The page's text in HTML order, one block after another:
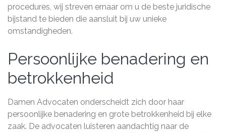
procedures, wij streven ernaar om u de beste juridische
bijstand te bieden die aansluit bij uw unieke
omstandigheden.
Persoonlijke benadering en
betrokkenheid
Damen Advocaten onderscheidt zich door haar
persoonlijke benadering en grote betrokkenheid bij elke
zaak. De advocaten luisteren aandachtig naar de